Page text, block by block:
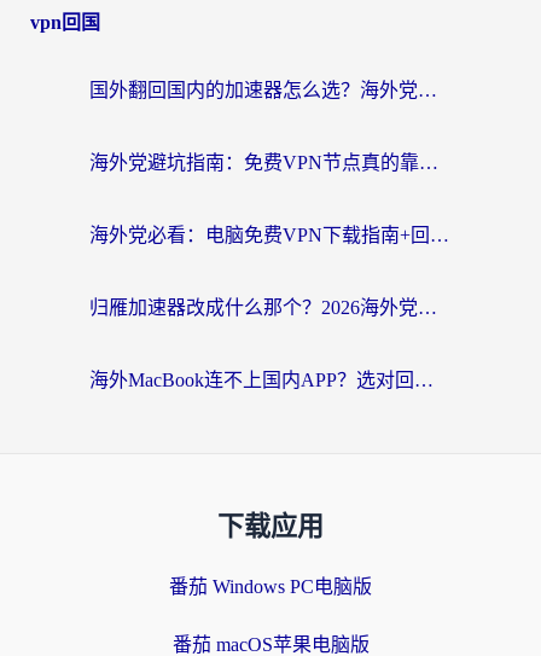
vpn回国
国外翻回国内的加速器怎么选？海外党亲测实用指南，告别地域限制
海外党避坑指南：免费VPN节点真的靠谱吗？教你选对回国加速器无缝访问国内资源
海外党必看：电脑免费VPN下载指南+回国加速器选择全攻略，告别地区限制
归雁加速器改成什么那个？2026海外党回国加速全攻略：告别地区限制，轻松刷剧玩游戏
海外MacBook连不上国内APP？选对回国VPN，告别地区限制的烦恼
下载应用
番茄 Windows PC电脑版
番茄 macOS苹果电脑版